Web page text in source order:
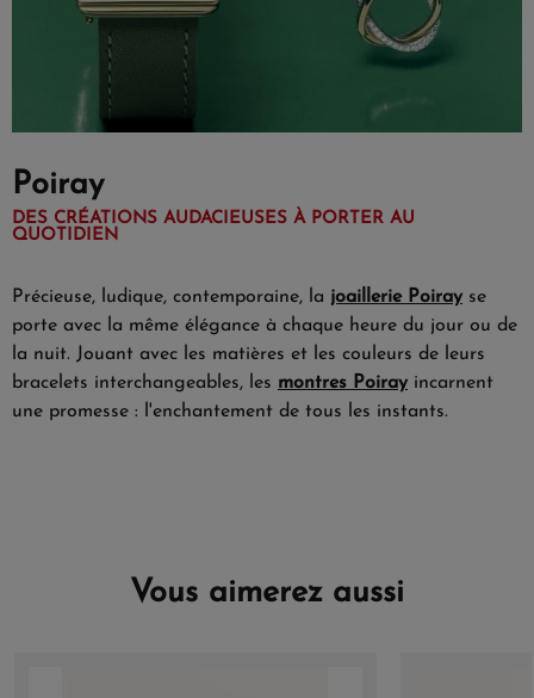
Poiray
DES CRÉATIONS AUDACIEUSES À PORTER AU
QUOTIDIEN
Précieuse, ludique, contemporaine, la joaillerie Poiray se
porte avec la même élégance à chaque heure du jour ou de
la nuit. Jouant avec les matières et les couleurs de leurs
bracelets interchangeables, les montres Poiray incarnent
une promesse : l'enchantement de tous les instants.
Vous aimerez aussi